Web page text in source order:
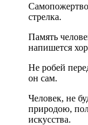
стрелка.
Память
напишется
Не робей
он сам.
Человек, не
природою,
искусства.